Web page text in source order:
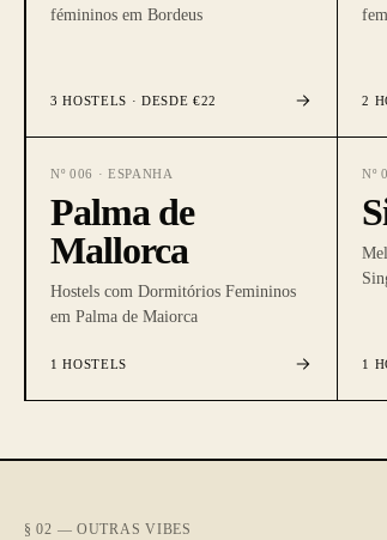
fémininos em Bordeus
3 HOSTELS · DESDE €22 2
Nº 006 · ESPANHA
Palma de
Mallorca
Hostels com Dormitórios Femininos
em Palma de Maiorca
1 HOSTELS
Nº
1
§ 02 — OUTRAS VIBES